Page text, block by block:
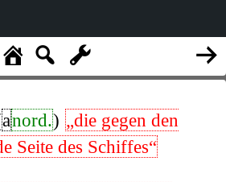
anord.) „die gegen den
Seite des Schiffes“